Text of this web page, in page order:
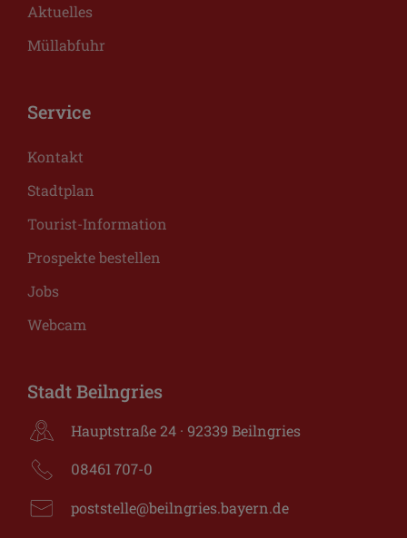
Aktuelles
Müllabfuhr
Service
Kontakt
Stadtplan
Tourist-Information
Prospekte bestellen
Jobs
Webcam
Stadt Beilngries
Hauptstraße 24 · 92339 Beilngries
08461 707-0
poststelle@beilngries.bayern.de